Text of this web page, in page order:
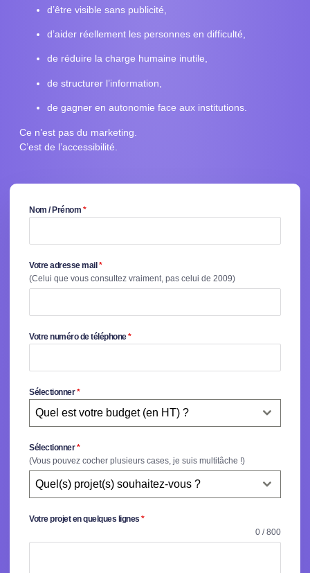
Nom / Prénom *
Votre adresse mail *
(Celui que vous consultez vraiment, pas celui de 2009)
Votre numéro de téléphone*
Sélectionner*
Quel est votre budget (en HT) ?
Sélectionner*
(Vous pouvez cocher plusieurs cases, je suis multitâche !)
Quel(s) projet(s) souhaitez-vous ?
Votre projet en quelques lignes *
0 / 800
d’être visible sans publicité,
d’aider réellement les personnes en difficulté,
de réduire la charge humaine inutile,
de structurer l’information,
de gagner en autonomie face aux institutions.
Ce n’est pas du marketing.
C’est de l’accessibilité.